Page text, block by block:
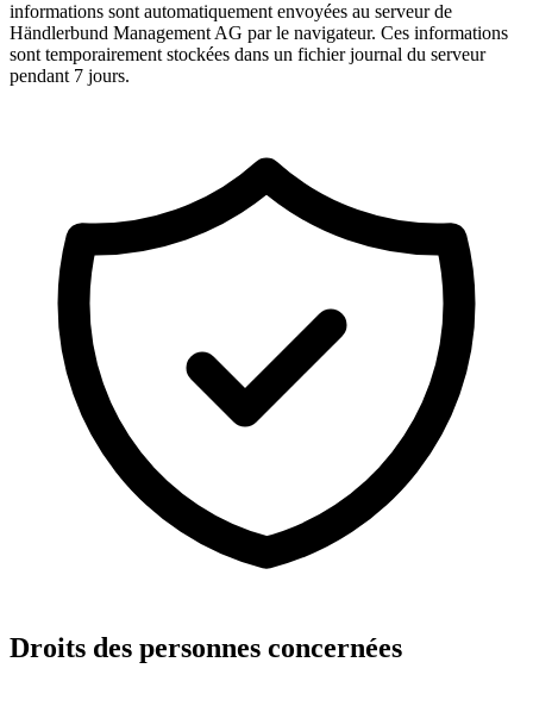
informations sont automatiquement envoyées au serveur de
Händlerbund Management AG par le navigateur. Ces informations
sont temporairement stockées dans un fichier journal du serveur
pendant 7 jours.
Droits des personnes concernées